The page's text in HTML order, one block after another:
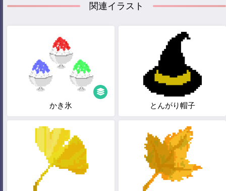
関連イラスト
かき氷 とんがり帽子